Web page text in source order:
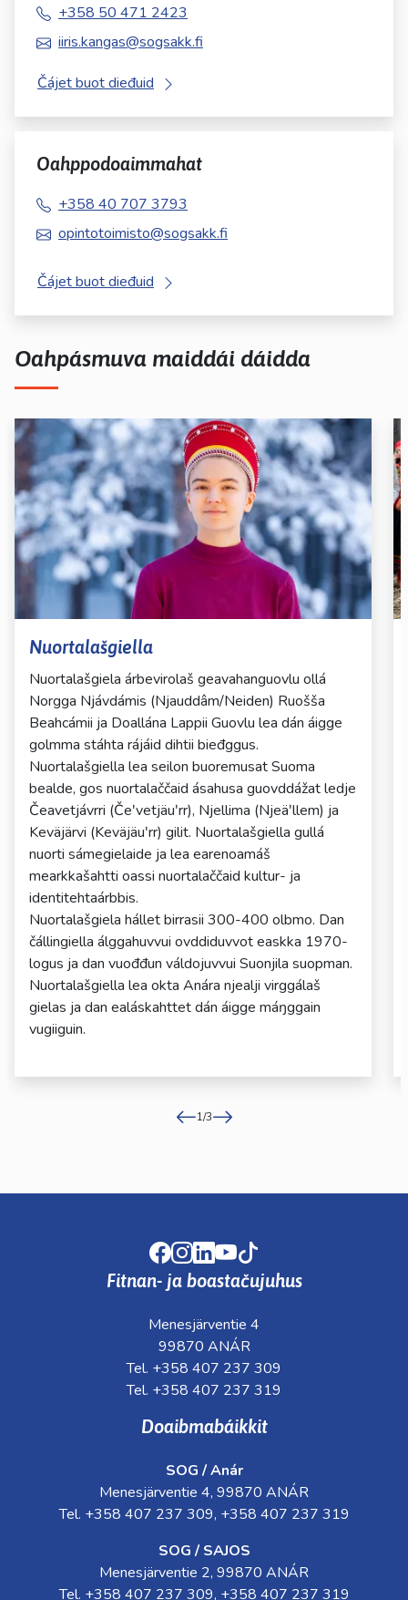
+358 50 471 2423
iiris.kangas@sogsakk.fi
Čájet buot dieđuid
Oahppodoaimmahat
+358 40 707 3793
opintotoimisto@sogsakk.fi
Čájet buot dieđuid
Oahpásmuva maiddái dáidda
Nuortalašgiella
Nuortalašgiela árbevirolaš geavahanguovlu ollá
Norgga Njávdámis (Njauddâm/Neiden) Ruošša
Beahcámii ja Doallána Lappii Guovlu lea dán áigge
golmma stáhta rájáid dihtii bieđggus.
Nuortalašgiella lea seilon buoremusat Suoma
bealde, gos nuortalaččaid ásahusa guovddážat ledje
Čeavetjávrri (Čeʹvetjäuʹrr), Njellima (Njeäʹllem) ja
Keväjärvi (Keväjäuʹrr) gilit. Nuortalašgiella gullá
nuorti sámegielaide ja lea earenoamáš
mearkkašahtti oassi nuortalaččaid kultur- ja
identitehtaárbbis.
Nuortalašgiela hállet birrasii 300-400 olbmo. Dan
čállingiella álggahuvvui ovddiduvvot easkka 1970-
logus ja dan vuođđun váldojuvvui Suonjila suopman.
Nuortalašgiella lea okta Anára njealji virggálaš
gielas ja dan ealáskahttet dán áigge máŋggain
vugiiguin.
1/3
Facebook
Instagram
LinkedIn
Youtube
Fitnan- ja boastačujuhus
Menesjärventie 4
99870 ANÁR
Tel. +358 407 237 309
Tel. +358 407 237 319
Doaibmabáikkit
SOG / Anár
Menesjärventie 4, 99870 ANÁR
Tel. +358 407 237 309, +358 407 237 319
SOG / SAJOS
Menesjärventie 2, 99870 ANÁR
Tel. +358 407 237 309, +358 407 237 319